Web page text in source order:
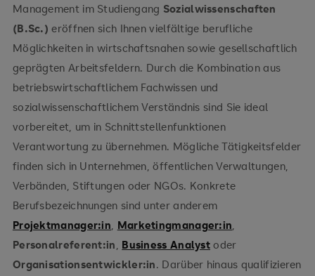
Management im Studiengang Sozialwissenschaften
(B.Sc.) eröffnen sich Ihnen vielfältige berufliche
Möglichkeiten in wirtschaftsnahen sowie gesellschaftlich
geprägten Arbeitsfeldern. Durch die Kombination aus
betriebswirtschaftlichem Fachwissen und
sozialwissenschaftlichem Verständnis sind Sie ideal
vorbereitet, um in Schnittstellenfunktionen
Verantwortung zu übernehmen. Mögliche Tätigkeitsfelder
finden sich in Unternehmen, öffentlichen Verwaltungen,
Verbänden, Stiftungen oder NGOs. Konkrete
Berufsbezeichnungen sind unter anderem
Projektmanager:in, Marketingmanager:in,
Personalreferent:in, Business Analyst oder
Organisationsentwickler:in. Darüber hinaus qualifizieren